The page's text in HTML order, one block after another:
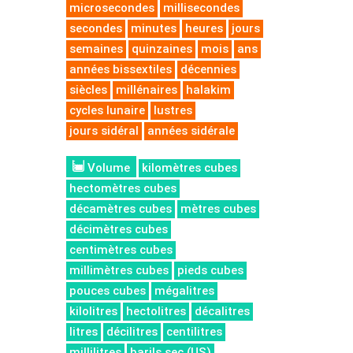
microsecondes
millisecondes
secondes
minutes heures
jours
semaines
quinzaines mois
ans
années bissextiles
décennies
siècles
millénaires
halakim
cycles lunaire
lustres
jours sidéral
années sidérale
Volume
kilomètres cubes
hectomètres cubes
décamètres cubes
mètres cubes
décimètres cubes
centimètres cubes
millimètres cubes
pieds cubes
pouces cubes
mégalitres
kilolitres
hectolitres
décalitres
litres
décilitres
centilitres